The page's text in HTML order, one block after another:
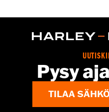
Sold In Units:Pair
installation instructions
Pysy
TILAA